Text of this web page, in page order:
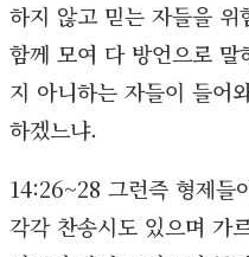
하지 않고 믿는 자들을
함께 모여 다 방언으로 말
지 아니하는 자들이 들어
하겠느냐.
14:26~28 그런즉 형제들
각각 찬송시도 있으며 가